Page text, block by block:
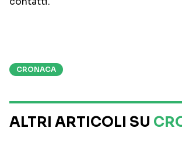
CRONACA
ALTRI ARTICOLI SU